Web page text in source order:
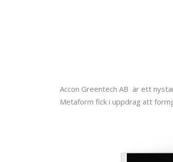
Accon Greentech AB är ett
Metaform fick i uppdrag att